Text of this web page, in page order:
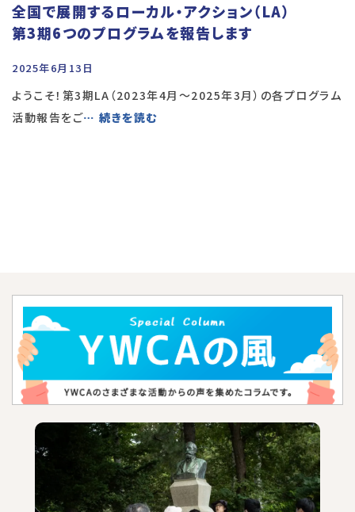
全国で展開するローカル・アクション（LA）
第3期6つのプログラムを報告します
2025年6月13日
ようこそ！第3期LA（2023年4月～2025年3月）の各プログラム
活動報告をご… 続きを読む